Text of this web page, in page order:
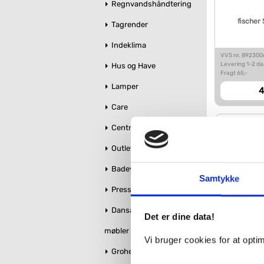
Samtykke
Det er dine data!
Vi bruger cookies for at
Regnvandshåndtering
Tagrender
Indeklima
Hus og Have
Lamper
Care
Centralstøvsuger
Outlet
Badeværelse makeover
Pressalit toiletsæder
Dansani bruseglas &
møbler
Grohe Essence
fischer
VVS nr.
Levering 1-2
Fragt 65,-
TX30,